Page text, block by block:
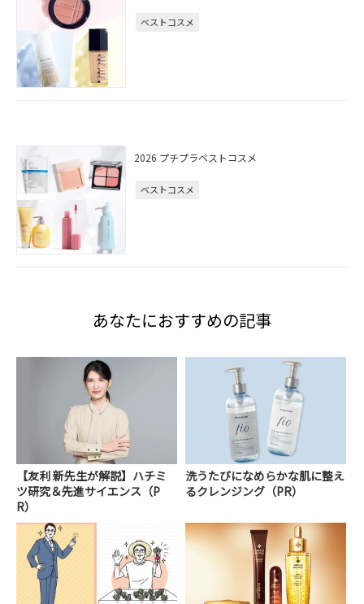
ベストコスメ
2026 プチプラベストコスメ
ベストコスメ
あなたにおすすめの記事
【友利 新先生が解説】ハチミ
ツ研究＆先進サイエンス（P
R）
洗うたびになめらかな肌に整え
るクレンジング（PR）